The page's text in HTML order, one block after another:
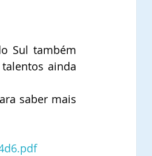
Sul também
ainda
saber mais